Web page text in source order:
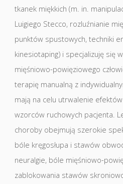
tkanek miękkich (m. in.
Luigiego Stecco, rozluźnianie
punktów spustowych, techniki
kinesiotaping) i specjalizuję się
mięśniowo-powięziowego
terapię manualną z
mają na celu utrwalenie
wzorców ruchowych pacjenta.
choroby obejmują szerokie
bóle kręgosłupa i stawów
neuralgie, bóle mięśniowo-
zablokowania stawów